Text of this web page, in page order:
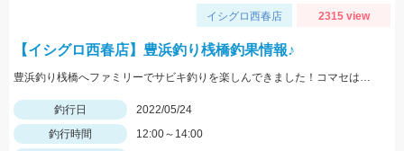
イシグロ西春店 2315 view
【イシグロ西春店】豊浜釣り桟橋釣果情報♪
豊浜釣り桟橋へファミリーでサビキ釣りを楽しんできました！コマセはサビキ三昧、イワシ三昧がオススメです！
釣行日
2022/05/24
釣行時間
12:00～14:00